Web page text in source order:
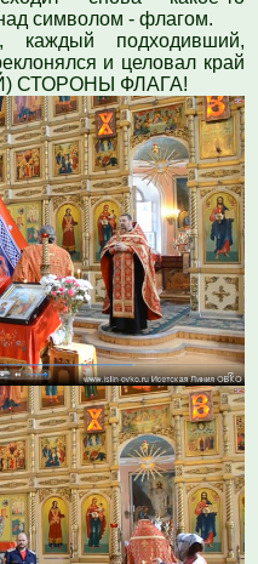
символом - флагом.
каждый подходивший,
и целовал край
СТОРОНЫ ФЛАГА!